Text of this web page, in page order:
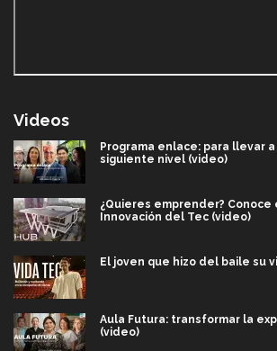
Videos
Programa enlace: para llevar
siguiente nivel (video)
¿Quieres emprender? Conoce
Innovación del Tec (video)
El joven que hizo del baile su
Aula Futura: transformar la
(video)